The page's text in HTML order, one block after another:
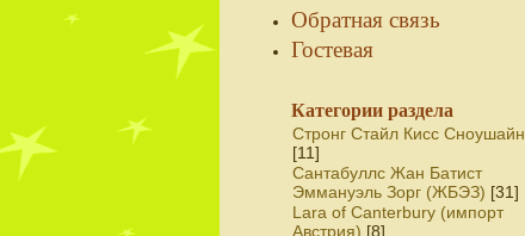
Обратная связь
Гостевая
Категории раздела
Стронг Стайл Кисс Сноушайн
[11]
Сантабуллс Жан Батист
Эммануэль Зорг (ЖБЭЗ) [31]
Lara of Canterbury (импорт
Австрия) [8]